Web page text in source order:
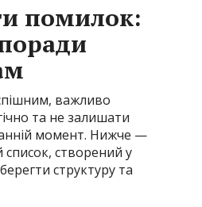
помилок:
важливо
та не залишати
момент. Нижче —
список, створений у
структуру та